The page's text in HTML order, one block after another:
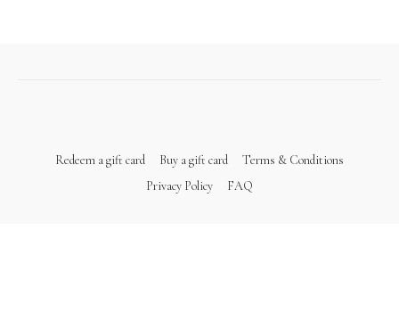
Redeem a gift card Buy a gift card
Terms & Conditions
Privacy Policy
FAQ